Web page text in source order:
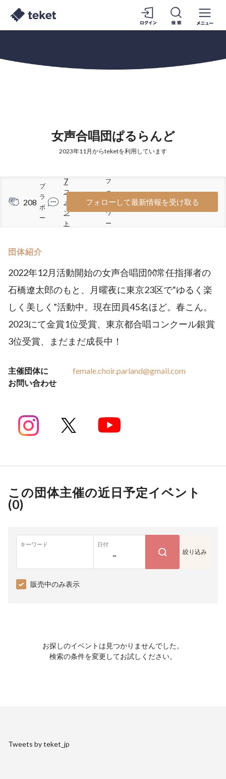
女声合唱団ぱるらんど
2023年11月からteketを利用しています
208
ブ
ラ
ボ
ー
7
コ
メ
ン
ト
110
フ
ォ
ロ
ワ
ー
フォローして最新情報を受け取る
団体紹介
2022年12月活動開始の女声合唱団👐常任指揮者の
石橋遼太郎のもと、月曜夜に東京23区で“ゆるく楽
しく美しく”活動中。現在団員45名ほど。春こん。
2023にて金賞1位受賞、東京都合唱コンクール銀賞
3位受賞、まだまだ成長中！
主催団体に
お問い合わせ
female.choir.parland@gmail.com
この団体主催の近日予定イベント
(0)
キーワード 日付
~ 絞り込み
販売中のみ表示
お探しのイベントは見つかりませんでした。
検索の条件を変更してお試しください。
Tweets by teket_jp